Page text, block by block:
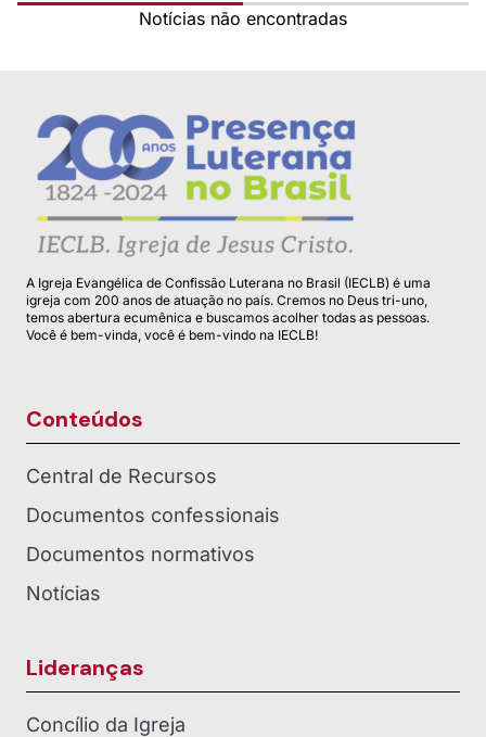
Notícias não encontradas
A Igreja Evangélica de Confissão Luterana no Brasil (IECLB) é uma
igreja com 200 anos de atuação no país. Cremos no Deus tri-uno,
temos abertura ecumênica e buscamos acolher todas as pessoas.
Você é bem-vinda, você é bem-vindo na IECLB!
Conteúdos
Central de Recursos
Documentos confessionais
Documentos normativos
Notícias
Lideranças
Concílio da Igreja